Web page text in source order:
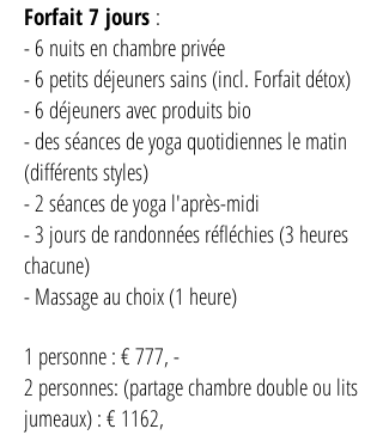
Forfait 7 jours :
- 6 nuits en chambre privée
- 6 petits déjeuners sains (incl. Forfait détox)
- 6 déjeuners avec produits bio
- des séances de yoga quotidiennes le matin
(différents styles)
- 2 séances de yoga l'après-midi
- 3 jours de randonnées réfléchies (3 heures
chacune)
- Massage au choix (1 heure)
1 personne : € 777, -
2 personnes: (partage chambre double ou lits
jumeaux) : € 1162,